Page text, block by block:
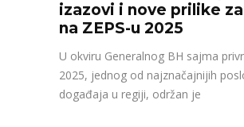
izazovi i nove prilike za
na ZEPS-u 2025
U okviru Generalnog BH sajma
2025, jednog od najznačajnijih
događaja u regiji, održan je